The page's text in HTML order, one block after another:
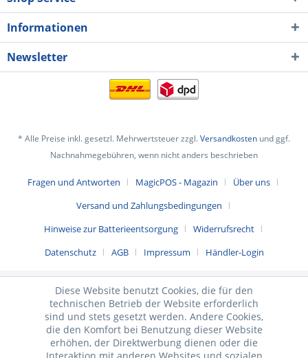
Informationen
Newsletter
* Alle Preise inkl. gesetzl. Mehrwertsteuer zzgl.Versandkosten und ggf.
Nachnahmegebühren, wenn nicht anders beschrieben
Fragen und Antworten MagicPOS - Magazin
Über uns
Versand und Zahlungsbedingungen
Hinweise zur Batterieentsorgung
Widerrufsrecht
Datenschutz
AGB Impressum Händler-Login
Diese Website benutzt Cookies, die für den
technischen Betrieb der Website erforderlich
sind und stets gesetzt werden. Andere Cookies,
die den Komfort bei Benutzung dieser Website
erhöhen, der Direktwerbung dienen oder die